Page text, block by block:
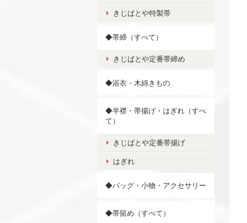
きじばとや特製帯
◆帯締（すべて）
きじばとや定番帯締め
◆浴衣・木綿きもの
◆半襟・帯揚げ・はぎれ（すべ
て）
きじばとや定番帯揚げ
はぎれ
◆バッグ・小物・アクセサリー
◆帯留め（すべて）